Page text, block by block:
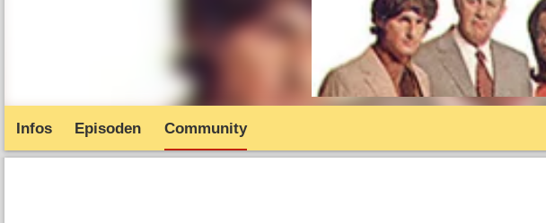
Infos Episoden Community